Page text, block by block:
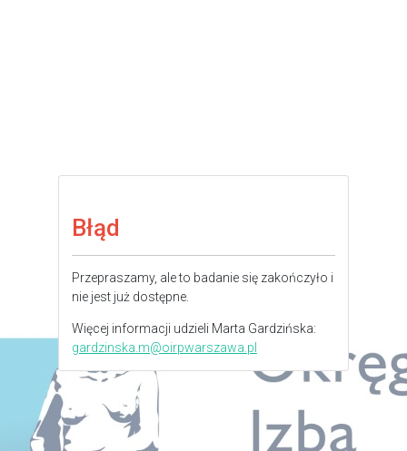
Błąd
Przepraszamy, ale to badanie się zakończyło i
nie jest już dostępne.
Więcej informacji udzieli Marta Gardzińska:
gardzinska.m@oirpwarszawa.pl